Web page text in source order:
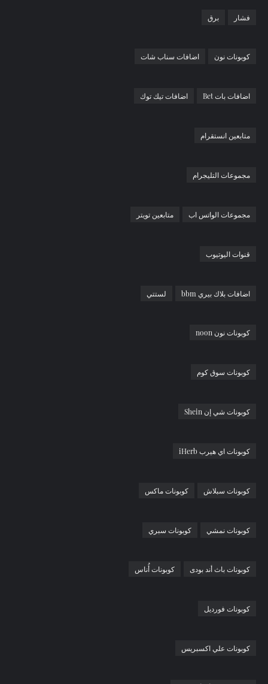
فشار برق
كوبونات نون اضافات سناب شات
اضافات بات Bet اضافات تيك توك
متابعين انستقرام
مجموعات التليجرام
مجموعات الواتس اب متابعين تويتر
قنوات اليوتيوب
اضافات بلاك بيري bbm لستتي
كوبونات نون noon
كوبونات سوق كوم
كوبونات شي إن Shein
كوبونات اي هيرب iHerb
كوبونات سبلاش كوبونات ماكس
كوبونات نمشي كوبونات سبري
كوبونات باث أند بودى كوبونات أُناس
كوبونات فورديل
كوبونات علي اكسبريس